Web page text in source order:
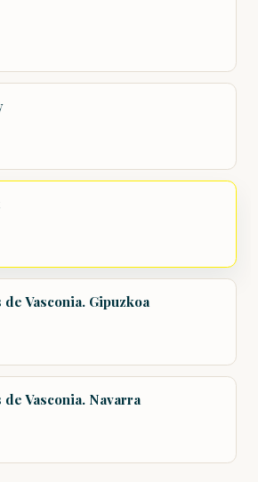
Vasconia. Gipuzkoa
Vasconia. Navarra